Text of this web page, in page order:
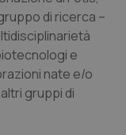
di ricerca –
e
nate e/o
gruppi di